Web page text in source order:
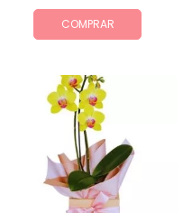
COMPRAR